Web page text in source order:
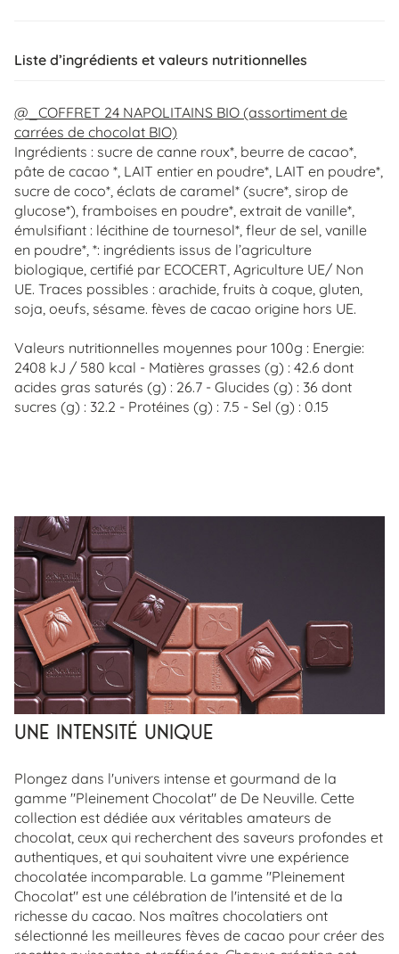
Liste d’ingrédients et valeurs nutritionnelles
@_COFFRET 24 NAPOLITAINS BIO (assortiment de
carrées de chocolat BIO)
Ingrédients : sucre de canne roux*, beurre de cacao*,
pâte de cacao *, LAIT entier en poudre*, LAIT en poudre*,
sucre de coco*, éclats de caramel* (sucre*, sirop de
glucose*), framboises en poudre*, extrait de vanille*,
émulsifiant : lécithine de tournesol*, fleur de sel, vanille
en poudre*, *: ingrédients issus de l’agriculture
biologique, certifié par ECOCERT, Agriculture UE/ Non
UE. Traces possibles : arachide, fruits à coque, gluten,
soja, oeufs, sésame. fèves de cacao origine hors UE.
Valeurs nutritionnelles moyennes pour 100g : Energie:
2408 kJ / 580 kcal - Matières grasses (g) : 42.6 dont
acides gras saturés (g) : 26.7 - Glucides (g) : 36 dont
sucres (g) : 32.2 - Protéines (g) : 7.5 - Sel (g) : 0.15
Une Intensité Unique
Plongez dans l'univers intense et gourmand de la
gamme "Pleinement Chocolat" de De Neuville. Cette
collection est dédiée aux véritables amateurs de
chocolat, ceux qui recherchent des saveurs profondes et
authentiques, et qui souhaitent vivre une expérience
chocolatée incomparable. La gamme "Pleinement
Chocolat" est une célébration de l'intensité et de la
richesse du cacao. Nos maîtres chocolatiers ont
sélectionné les meilleures fèves de cacao pour créer des